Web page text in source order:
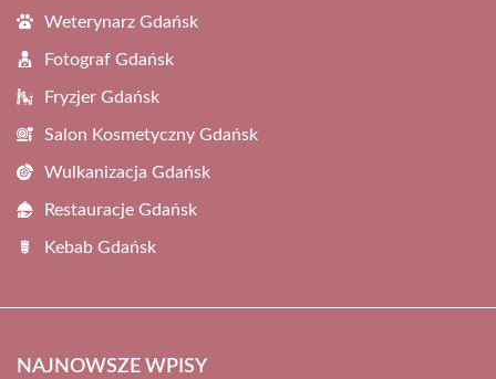
Weterynarz Gdańsk
Fotograf Gdańsk
Fryzjer Gdańsk
Salon Kosmetyczny Gdańsk
Wulkanizacja Gdańsk
Restauracje Gdańsk
Kebab Gdańsk
NAJNOWSZE WPISY